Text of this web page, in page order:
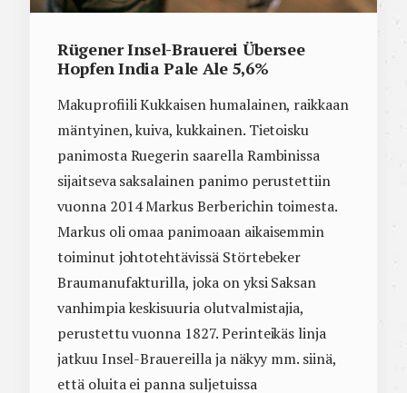
Rügener Insel-Brauerei Übersee
Hopfen India Pale Ale 5,6%
Makuprofiili Kukkaisen humalainen, raikkaan
mäntyinen, kuiva, kukkainen. Tietoisku
panimosta Ruegerin saarella Rambinissa
sijaitseva saksalainen panimo perustettiin
vuonna 2014 Markus Berberichin toimesta.
Markus oli omaa panimoaan aikaisemmin
toiminut johtotehtävissä Störtebeker
Braumanufakturilla, joka on yksi Saksan
vanhimpia keskisuuria olutvalmistajia,
perustettu vuonna 1827. Perinteikäs linja
jatkuu Insel-Brauereilla ja näkyy mm. siinä,
että oluita ei panna suljetuissa